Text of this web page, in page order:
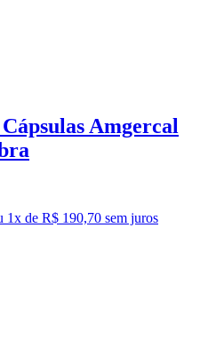
Amgercal
1x de R$ 190,70 sem juros